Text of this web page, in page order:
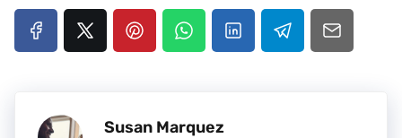
Susan Marquez